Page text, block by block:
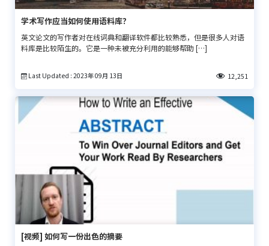
学术写作应当如何使用语料库？
英文论文的写作者对在线词典和翻译软件都比较熟悉，但是很多人对语
料库是比较陌生的。它是一种未被充分利用的能够帮助 […]
Last Updated : 2023年 09月 13日 12,251
[视频] 如何写一份出色的摘要